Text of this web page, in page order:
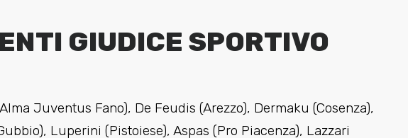
GIUDICE SPORTIVO
Juventus Fano), De Feudis (Arezzo), Dermaku (Cosenza),
Luperini (Pistoiese), Aspas (Pro Piacenza), Lazzari